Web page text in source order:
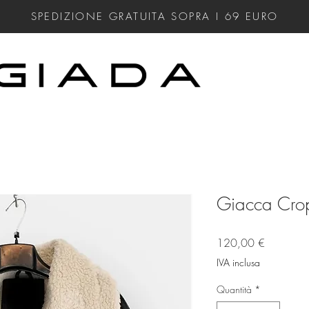
SPEDIZIONE GRATUITA SOPRA I 69 EURO
Giacca
120,00 €
IVA inclusa
Quantità *